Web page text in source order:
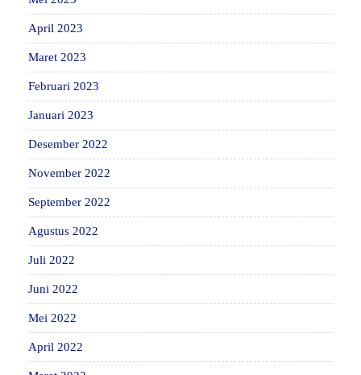
April 2023
Maret 2023
Februari 2023
Januari 2023
Desember 2022
November 2022
September 2022
Agustus 2022
Juli 2022
Juni 2022
Mei 2022
April 2022